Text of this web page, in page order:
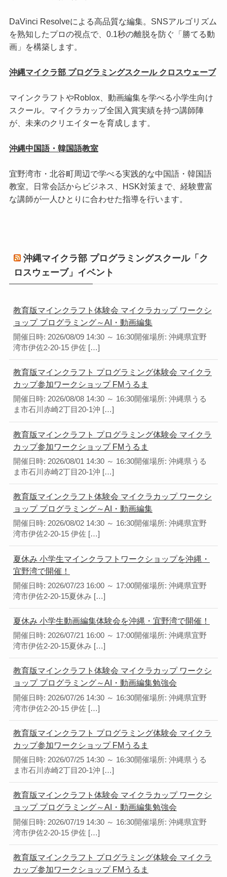
DaVinci Resolveによる高品質な編集。SNSアルゴリズム
を熟知したプロの視点で、0.1秒の離脱を防ぐ「勝てる動
画」を構築します。
沖縄マイクラ部 プログラミングスクール クロスウェーブ
マインクラフトやRoblox、動画編集を学べる小学生向け
スクール。マイクラカップ全国入賞実績を持つ講師陣
が、未来のクリエイターを育成します。
沖縄中国語・韓国語教室
宜野湾市・北谷町周辺で学べる実践的な中国語・韓国語
教室。日常会話からビジネス、HSK対策まで、経験豊富
な講師が一人ひとりに合わせた指導を行います。
沖縄マイクラ部 プログラミングスクール「ク
ロスウェーブ」イベント
教育版マインクラフト体験会 マイクラカップ ワークシ
ョップ プログラミング～AI・動画編集
開催日時: 2026/08/09 14:30 ～ 16:30開催場所: 沖縄県宜野
湾市伊佐2-20-15 伊佐 […]
教育版マインクラフト プログラミング体験会 マイクラ
カップ参加ワークショップ FMうるま
開催日時: 2026/08/08 14:30 ～ 16:30開催場所: 沖縄県うる
ま市石川赤崎2丁目20-1沖 […]
教育版マインクラフト プログラミング体験会 マイクラ
カップ参加ワークショップ FMうるま
開催日時: 2026/08/01 14:30 ～ 16:30開催場所: 沖縄県うる
ま市石川赤崎2丁目20-1沖 […]
教育版マインクラフト体験会 マイクラカップ ワークシ
ョップ プログラミング～AI・動画編集
開催日時: 2026/08/02 14:30 ～ 16:30開催場所: 沖縄県宜野
湾市伊佐2-20-15 伊佐 […]
夏休み 小学生マインクラフトワークショップを沖縄・
宜野湾で開催！
開催日時: 2026/07/23 16:00 ～ 17:00開催場所: 沖縄県宜野
湾市伊佐2-20-15夏休み […]
夏休み 小学生動画編集体験会を沖縄・宜野湾で開催！
開催日時: 2026/07/21 16:00 ～ 17:00開催場所: 沖縄県宜野
湾市伊佐2-20-15夏休み […]
教育版マインクラフト体験会 マイクラカップ ワークシ
ョップ プログラミング～AI・動画編集勉強会
開催日時: 2026/07/26 14:30 ～ 16:30開催場所: 沖縄県宜野
湾市伊佐2-20-15 伊佐 […]
教育版マインクラフト プログラミング体験会 マイクラ
カップ参加ワークショップ FMうるま
開催日時: 2026/07/25 14:30 ～ 16:30開催場所: 沖縄県うる
ま市石川赤崎2丁目20-1沖 […]
教育版マインクラフト体験会 マイクラカップ ワークシ
ョップ プログラミング～AI・動画編集勉強会
開催日時: 2026/07/19 14:30 ～ 16:30開催場所: 沖縄県宜野
湾市伊佐2-20-15 伊佐 […]
教育版マインクラフト プログラミング体験会 マイクラ
カップ参加ワークショップ FMうるま